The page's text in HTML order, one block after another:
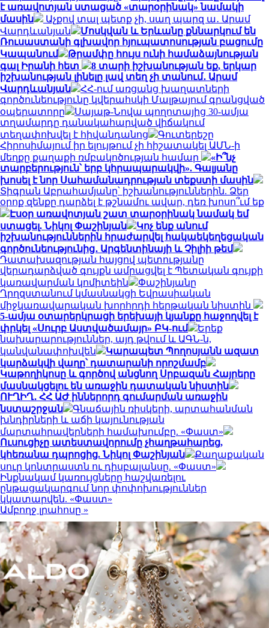
է առավոտյան ստացած «տարօրինակ» նամակի
մասին
Աչքով տալ պետք չի, սաղ պարզ ա․ Արամ
Վարդևանյան
Մոսկվան և Երևանը քննարկում են
Ռուսաստանի գլխավոր հյուպատոսության բացումը
Կապանում
Թրամփը հույս ունի համաձայնության
գալ Իրանի հետ
8 տարի իշխանության եք, երկար
իշխանության լինելը լավ տեղ չի տանում․ Արամ
Վարդևանյան
ՀՀ-ում առցանց խաղատների
գործունեությունը կվերահսկի Մալթայում գրանցված
օպերատորը
Սայաթ-Նովա պողոտայից 30-ամյա
տղամարդը դանակահարված վիճակում
տեղափոխվել է հիվանդանոց
Գուտերեշը
Հիրոսիմայում իր ելույթում չի հիշատակել ԱՄՆ-ի
մեղքը քաղաքի ռմբակոծության համար
«Ի՞նչ
տարբերություն՝ երբ կհրապարակվի». Գալյանը
խոսել է նոր Սահամանադրության տեքստի մասին
Տիգրան Աբրահամյանը՝ իշխանություններին. Ձեր
օրոք զենքը դարձել է թշնամու ավար, դեռ խոսո՞ւմ եք
Էսօր առավոտյան շատ տարօրինակ նամակ եմ
ստացել. Նիկոլ Փաշինյան
Կոչ ենք անում
իշխանություններին հրաժարվել հակաեկեղեցական
գործունեությունից․ Արգենտինայի և Չիլիի թեմ
Դատախազության հայցով պետությանը
վերադարձված գույքն ամրացվել է Պետական գույքի
կառավարման կոմիտեին
Փաշինյանը
Ղրղզստանում կմասնակցի Եվրասիական
միջկառավարական խորհրդի հերթական նիստին
5-ամյա օտարերկրացի երեխայի կյանքը հաջողվել է
փրկել «Սուրբ Աստվածամայր» ԲԿ-ում
Երեք
նախարարություններ, այդ թվում և ԱԳՆ-ն,
կանվանափոխվեն
Կարապետ Պողոսյանն ազատ
կարձակվի վաղը՝ դատարանի որոշմամբ
Կաթողիկոսը և գործով անցնող Սրբազան Հայրերը
մասնակցելու են առաջին դատական նիստին
ՈՒՂԻՂ․ ՀՀ ԱԺ իններորդ գումարման առաջին
նստաշրջան
Գնաճային ռիսկերի, արտահանման
խնդիրների և աճի կայունության
մարտահրավերների համախումբը. «Փաստ»
Ուսուցիչը ատեստավորումը չհաղթահարեց,
կհեռանա դպրոցից. Նիկոլ Փաշինյան
Քաղաքական
սուր կոնտրաստն ու դիսբալանսը. «Փաստ»
Ինքնակամ կառույցները հաշվառելու
ընթացակարգում նոր փոփոխություններ
կկատարվեն. «Փաստ»
Ամբողջ լրահոսը »